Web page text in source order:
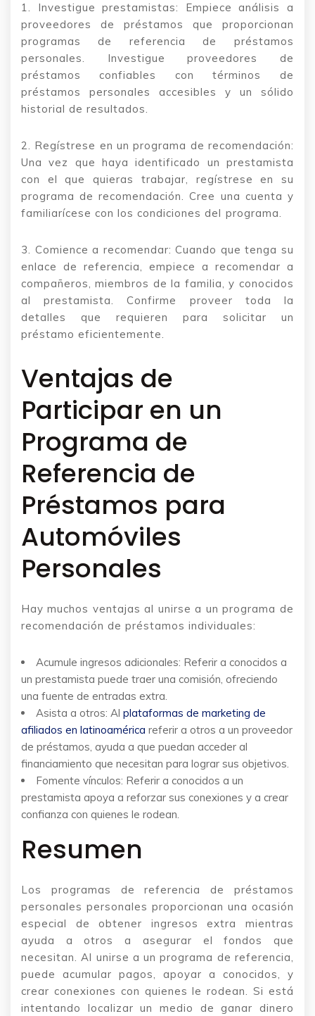
1. Investigue prestamistas: Empiece análisis a
proveedores de préstamos que proporcionan
programas de referencia de préstamos
personales. Investigue proveedores de
préstamos confiables con términos de
préstamos personales accesibles y un sólido
historial de resultados.
2. Regístrese en un programa de recomendación:
Una vez que haya identificado un prestamista
con el que quieras trabajar, regístrese en su
programa de recomendación. Cree una cuenta y
familiarícese con los condiciones del programa.
3. Comience a recomendar: Cuando que tenga su
enlace de referencia, empiece a recomendar a
compañeros, miembros de la familia, y conocidos
al prestamista. Confirme proveer toda la
detalles que requieren para solicitar un
préstamo eficientemente.
Ventajas de
Participar en un
Programa de
Referencia de
Préstamos para
Automóviles
Personales
Hay muchos ventajas al unirse a un programa de
recomendación de préstamos individuales:
Acumule ingresos adicionales: Referir a conocidos a
un prestamista puede traer una comisión, ofreciendo
una fuente de entradas extra.
Asista a otros: Al plataformas de marketing de
afiliados en latinoamérica referir a otros a un proveedor
de préstamos, ayuda a que puedan acceder al
financiamiento que necesitan para lograr sus objetivos.
Fomente vínculos: Referir a conocidos a un
prestamista apoya a reforzar sus conexiones y a crear
confianza con quienes le rodean.
Resumen
Los programas de referencia de préstamos
personales personales proporcionan una ocasión
especial de obtener ingresos extra mientras
ayuda a otros a asegurar el fondos que
necesitan. Al unirse a un programa de referencia,
puede acumular pagos, apoyar a conocidos, y
crear conexiones con quienes le rodean. Si está
intentando localizar un medio de ganar dinero